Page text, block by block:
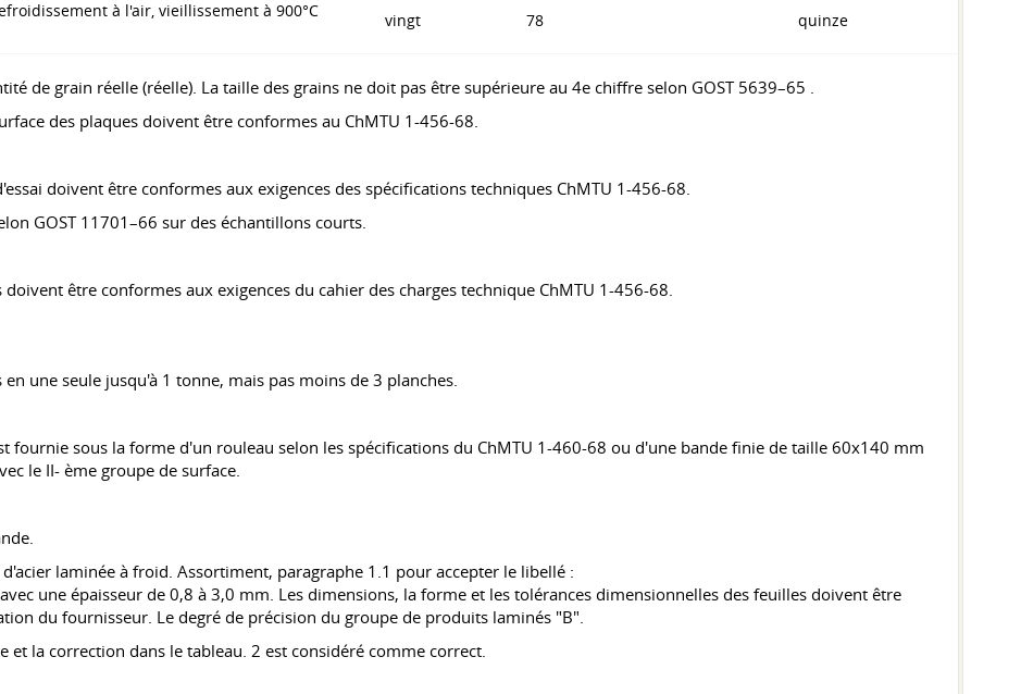
à l'air, vieillissement à 900°C
vingt 78 quinze
de grain réelle (réelle). La taille des grains ne doit pas être supérieure au 4e chiffre selon GOST 5639–65 .
des plaques doivent être conformes au ChMTU 1-456-68.
doivent être conformes aux exigences des spécifications techniques ChMTU 1-456-68.
GOST 11701–66 sur des échantillons courts.
être conformes aux exigences du cahier des charges technique ChMTU 1-456-68.
une seule jusqu'à 1 tonne, mais pas moins de 3 planches.
fournie sous la forme d'un rouleau selon les spécifications du ChMTU 1-460-68 ou d'une bande finie de taille 60x140 mm
le II- ème groupe de surface.
d'acier laminée à froid. Assortiment, paragraphe 1.1 pour accepter le libellé :
une épaisseur de 0,8 à 3,0 mm. Les dimensions, la forme et les tolérances dimensionnelles des feuilles doivent être
du fournisseur. Le degré de précision du groupe de produits laminés "B".
et la correction dans le tableau. 2 est considéré comme correct.